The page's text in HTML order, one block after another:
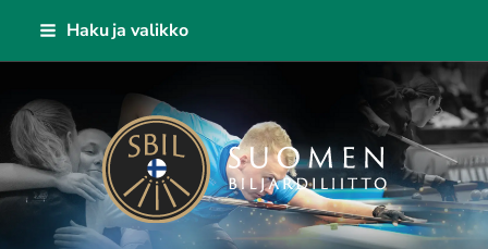
Siirry
Haku ja valikko
Suomen Biljardiliitto ry